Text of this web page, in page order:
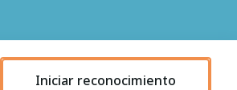
Iniciar reconocimiento